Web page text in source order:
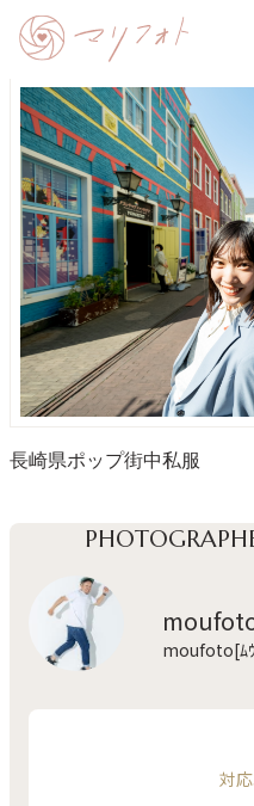
長崎県ポップ街中私服
moufoto[ﾑ
対